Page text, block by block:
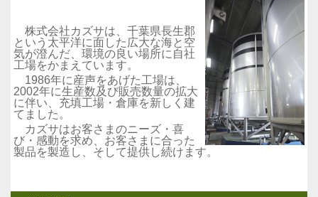
株式会社カズサは、千葉県長生郡
という太平洋に面した広大な海と空
気が澄んだ、環境の良い場所に自社
工場をかまえています。
1986年に産声をあげた工場は、
2002年に生産数及び販売数量の拡大
に伴い、充填工場・倉庫を新しく建
てました。
カズサはお客さまのニーズ・喜
び・感動を求め、お客さまに合った
製品を製造し、そして提供し続けます。